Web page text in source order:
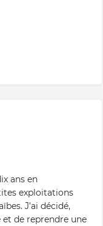
ans en
exploitations
J’ai décidé,
de reprendre une